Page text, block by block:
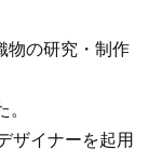
物の研究・制作
ザイナーを起用